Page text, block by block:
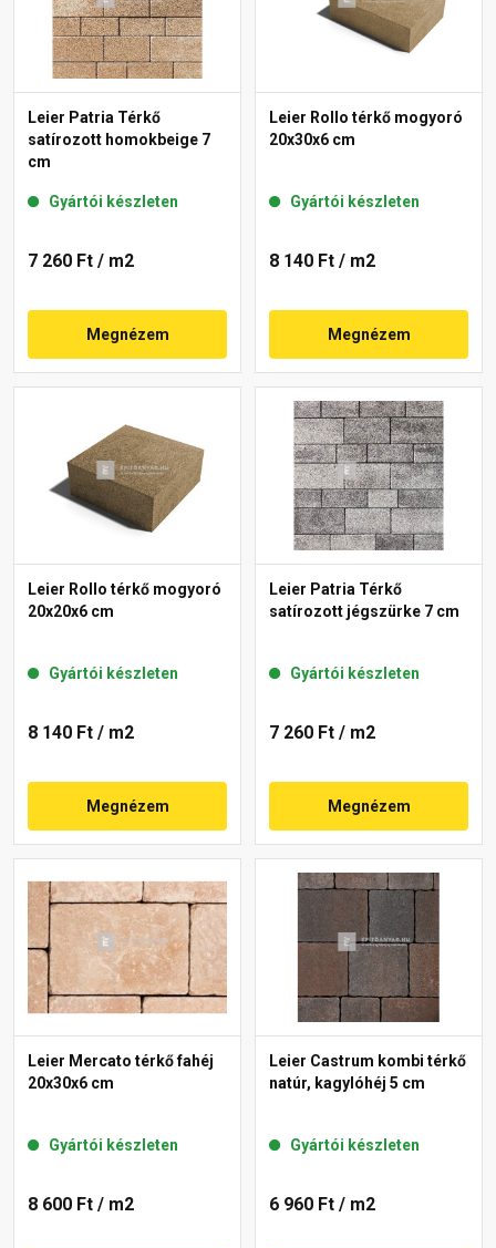
Leier Patria Térkő
satírozott homokbeige 7
cm
Gyártói készleten
7 260 Ft / m2
Megnézem
Leier Rollo térkő mogyoró
20x30x6 cm
Gyártói készleten
8 140 Ft / m2
Megnézem
Leier Rollo térkő mogyoró
20x20x6 cm
Gyártói készleten
8 140 Ft / m2
Megnézem
Leier Patria Térkő
satírozott jégszürke 7 cm
Gyártói készleten
7 260 Ft / m2
Megnézem
Leier Mercato térkő fahéj
20x30x6 cm
Gyártói készleten
8 600 Ft / m2
Leier Castrum kombi térkő
natúr, kagylóhéj 5 cm
Gyártói készleten
6 960 Ft / m2